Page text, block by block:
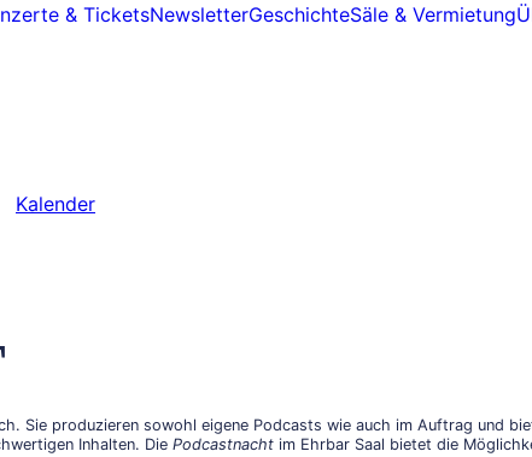
& TicketsNewsletterGeschichteSäle & Vermietung
Kalender
Sie produzieren sowohl eigene Podcasts wie auch im Auftrag und
Inhalten. Die Podcastnacht im Ehrbar Saal bietet die